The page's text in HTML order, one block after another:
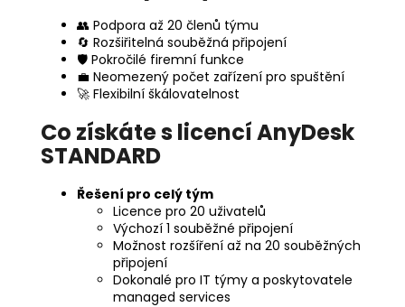
👥 Podpora až 20 členů týmu
🔄 Rozšiřitelná souběžná připojení
🛡️ Pokročilé firemní funkce
💼 Neomezený počet zařízení pro spuštění
🚀 Flexibilní škálovatelnost
Co získáte s licencí AnyDesk
STANDARD
Řešení pro celý tým
Licence pro 20 uživatelů
Výchozí 1 souběžné připojení
Možnost rozšíření až na 20 souběžných
připojení
Dokonalé pro IT týmy a poskytovatele
managed services